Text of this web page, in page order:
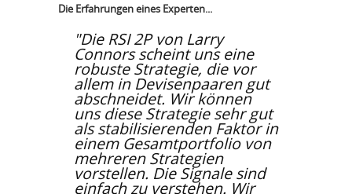
Die Erfahrungen eines Experten...
"Die RSI 2P von Larry
Connors scheint uns eine
robuste Strategie, die vor
allem in Devisenpaaren gut
abschneidet. Wir können
uns diese Strategie sehr gut
als stabilisierenden Faktor in
einem Gesamtportfolio von
mehreren Strategien
vorstellen. Die Signale sind
einfach zu verstehen. Wir